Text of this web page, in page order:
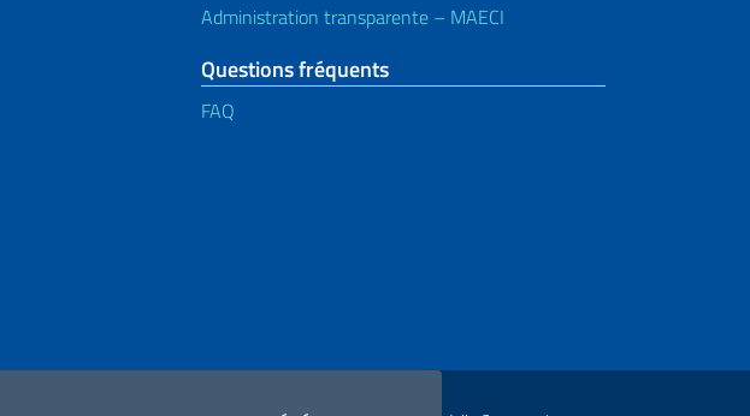
Administration transparente – MAECI
Questions fréquents
FAQ